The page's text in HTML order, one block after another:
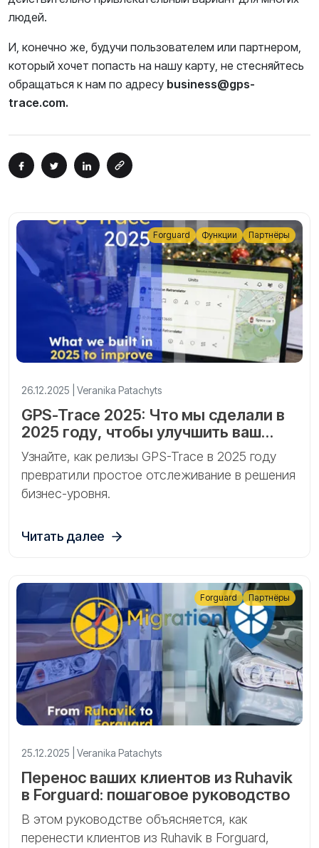
людей.
И, конечно же, будучи пользователем или партнером,
который хочет попасть на нашу карту, не стесняйтесь
обращаться к нам по адресу business@gps-
trace.com.
26.12.2025 | Veranika Patachyts
GPS-Trace 2025: Что мы сделали в
2025 году, чтобы улучшить ваш
бизнес
Узнайте, как релизы GPS-Trace в 2025 году
превратили простое отслеживание в решения
бизнес-уровня.
Читать далее
Forguard Функции Партнёры
25.12.2025 | Veranika Patachyts
Перенос ваших клиентов из Ruhavik
в Forguard: пошаговое руководство
В этом руководстве объясняется, как
перенести клиентов из Ruhavik в Forguard,
Forguard Партнёры